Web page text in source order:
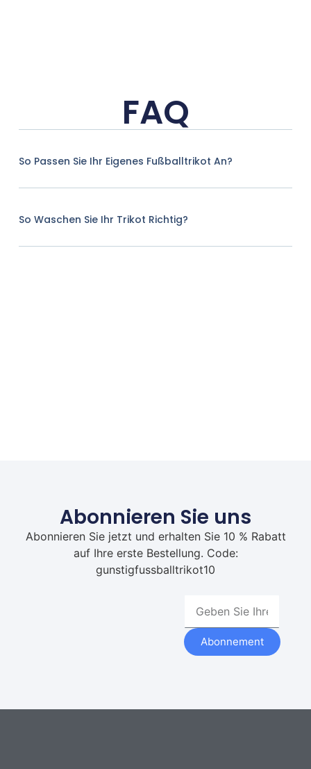
FAQ
So Passen Sie Ihr Eigenes Fußballtrikot An?
So Waschen Sie Ihr Trikot Richtig?
Abonnieren Sie uns
Abonnieren Sie jetzt und erhalten Sie 10 % Rabatt
auf Ihre erste Bestellung. Code:
gunstigfussballtrikot10
Abonnement